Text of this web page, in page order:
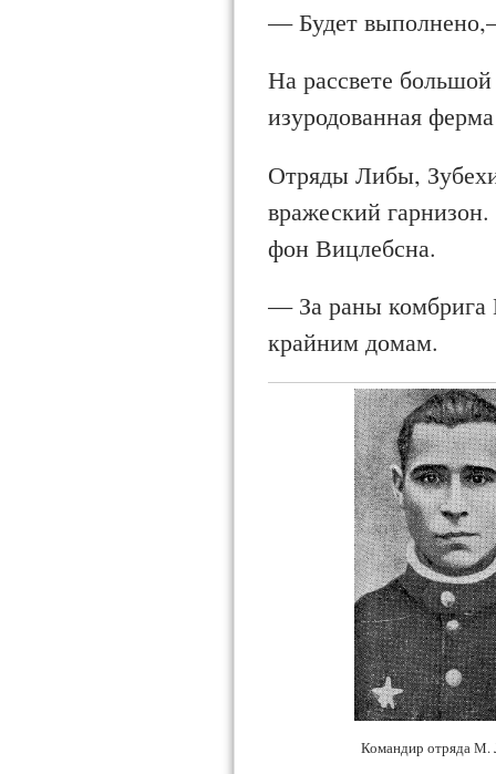
— Будет
На рассвете
изуродованная
Отряды Либы,
вражеский гарнизон.
фон Вицлебсна.
— За раны комбрига
крайним домам.
Командир отряда М.